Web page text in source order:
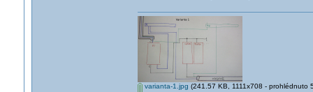
varianta-1.jpg (241.57 KB, 1111x708 - prohlédnuto